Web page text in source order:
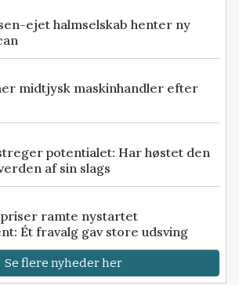
ejet halmselskab henter ny
midtjysk maskinhandler efter
potentialet: Har høstet den
af sin slags
ramte nystartet
Ét fravalg gav store udsving
Se flere nyheder her